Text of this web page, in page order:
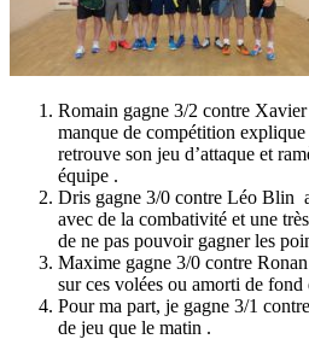
Romain gagne 3/2 contre
manque de compétition
retrouve son jeu d’attaque et
équipe .
Dris gagne 3/0 contre Léo Blin
avec de la combativité et une
de ne pas pouvoir gagner les
Maxime gagne 3/0 contre
sur ces volées ou amorti de fond
Pour ma part, je gagne 3/1
de jeu que le matin .